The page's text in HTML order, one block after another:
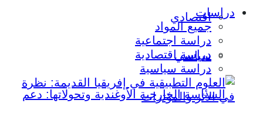
اقتصادي
سياسي
دراسات
جميع المواد
دراسة اجتماعية
دراسة اقتصادية
دراسة سياسية